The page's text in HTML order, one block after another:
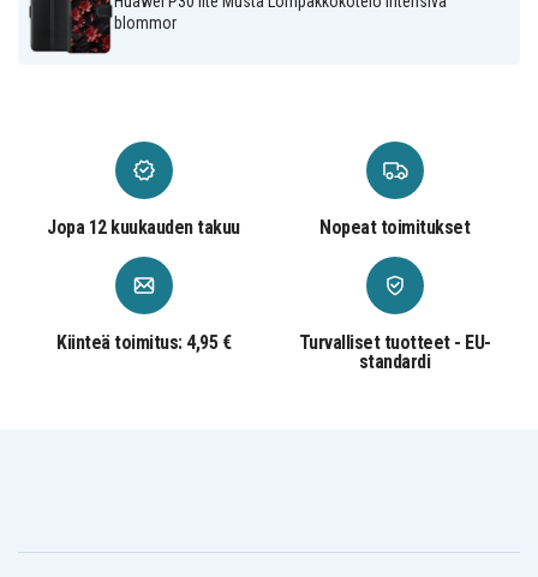
Materiaali
blommor
Jopa 12 kuukauden takuu Nopeat toimitukset
Kiinteä toimitus: 4,95 €
Turvalliset tuotteet - EU-
standardi